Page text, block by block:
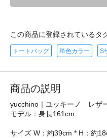
この商品に登録されているタ
トートバッグ 単色カラー S
商品の説明
yucchino｜ユッキーノ レザ
モデル：身長161cm
サイズ W：約39cm * H：約